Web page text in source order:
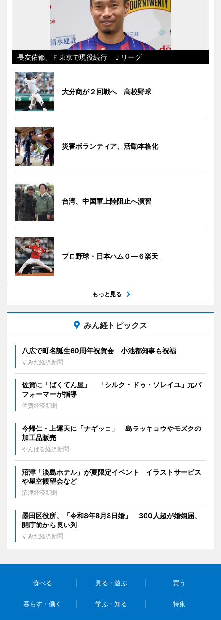
長友佑都、Ｆ東京で現役続行 Ｊリーグ
大分商が２回戦へ 高校野球
災害ボランティア、活動本格化
台湾、中国軍上陸阻止へ演習
プロ野球・日本ハム０―６楽天
もっと見る
みん経トピックス
八広で町名誕生60周年祝賀会 小池都知事も祝福
すみだ経済新聞
佐賀に「ばくてん屋」 「シルク・ドゥ・ソレイユ」元パ
フォーマーが指導
佐賀経済新聞
今帰仁・上運天に「ナギッコ」 島ラッキョウやモズクの
加工品販売
やんばる経済新聞
沼津「淡島ホテル」が夏限定イベント イラストサービス
や星空観望会など
沼津経済新聞
墨田区役所、「令和8年8月8日婚」 300人超が婚姻届、
開庁前から長い列
すみだ経済新聞
食べる 見る・遊ぶ 買う
暮らす・働く 学ぶ・知る 特集